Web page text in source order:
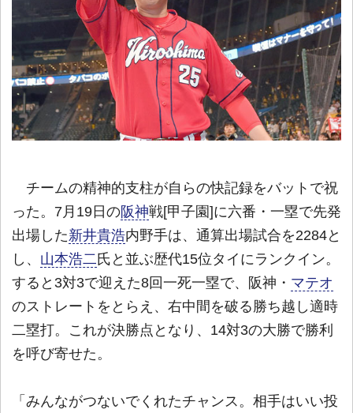
チームの精神的支柱が自らの快記録をバットで祝
った。7月19日の阪神戦[甲子園]に六番・一塁で先発
出場した新井貴浩内野手は、通算出場試合を2284と
し、 山本浩二氏と並ぶ歴代15位タイにランクイン。
すると3対3で迎えた8回一死一塁で、阪神・ マテオ
のストレートをとらえ、右中間を破る勝ち越し適時
二塁打。これが決勝点となり、14対3の大勝で勝利
を呼び寄せた。
「みんながつないでくれたチャンス。相手はいい投